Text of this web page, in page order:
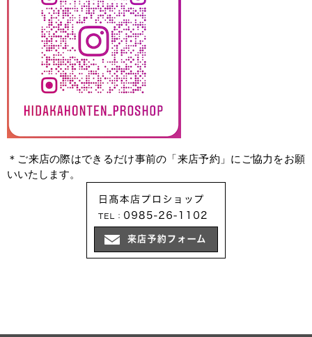
＊ご来店の際はできるだけ事前の「来店予約」にご協力をお願
いいたします。